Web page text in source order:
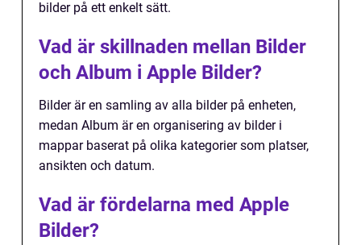
bilder på ett enkelt sätt.
Vad är skillnaden mellan Bilder
och Album i Apple Bilder?
Bilder är en samling av alla bilder på enheten,
medan Album är en organisering av bilder i
mappar baserat på olika kategorier som platser,
ansikten och datum.
Vad är fördelarna med Apple
Bilder?